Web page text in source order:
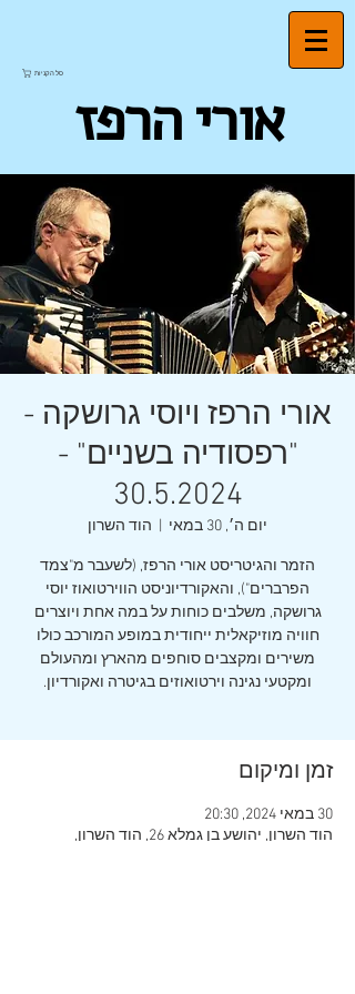
סל הקניות
אורי הרפז
אורי הרפז ויוסי גרושקה -
"רפסודיה בשניים" -
30.5.2024
יום ה׳, 30 במאי הוד השרון
הזמר והגיטריסט אורי הרפז, (לשעבר מ"צמד
הפרברים"), והאקורדיוניסט הווירטואוז יוסי
גרושקה, משלבים כוחות על במה אחת ויוצרים
חוויה מוזיקאלית ייחודית במופע המורכב כולו
משירים ומקצבים סוחפים מהארץ ומהעולם
זמן ומיקום
30 במאי 2024, 20:30
הוד השרון, יהושע בן גמלא 26, הוד השרון,